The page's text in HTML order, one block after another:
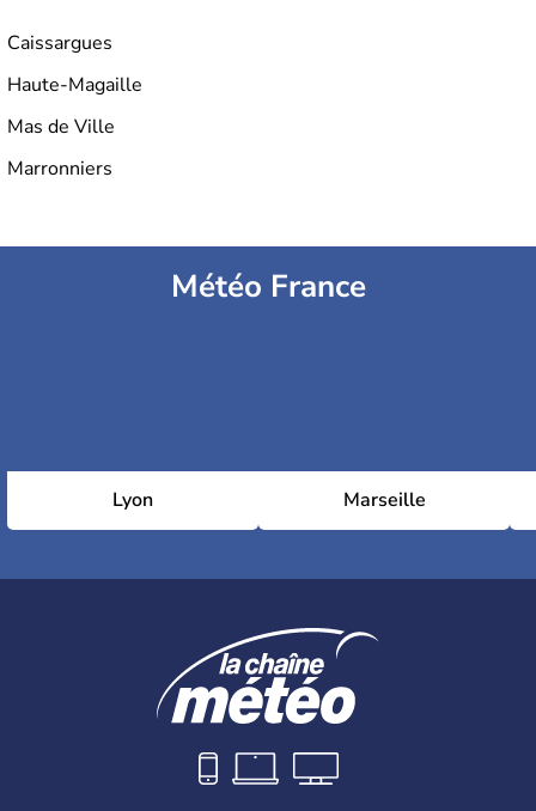
soulèvement du
Caissargues
Haute-Magaille
Mas de Ville
Marronniers
Météo France
Lyon Marseille